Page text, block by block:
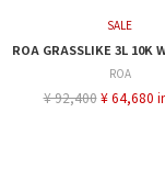
SALE
ROA
¥ 92,400 ¥ 64,680